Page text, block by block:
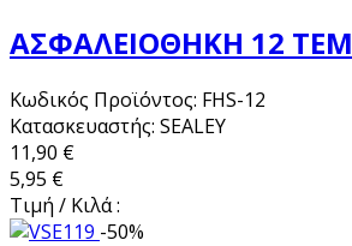
ΑΣΦΑΛΕΙΟΘΗΚΗ 12 ΤΕΜ
Κωδικός Προϊόντος: FHS-12
Κατασκευαστής: SEALEY
11,90 €
5,95 €
Τιμή / Κιλά :
-50%